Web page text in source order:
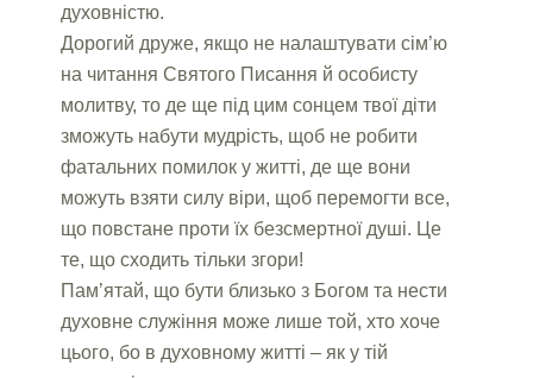
духовністю.
Дорогий друже, якщо не налаштувати сім’ю
на читання Святого Писання й особисту
молитву, то де ще під цим сонцем твої діти
зможуть набути мудрість, щоб не робити
фатальних помилок у житті, де ще вони
можуть взяти силу віри, щоб перемогти все,
що повстане проти їх безсмертної душі. Це
те, що сходить тільки згори!
Пам’ятай, що бути близько з Богом та нести
духовне служіння може лише той, хто хоче
цього, бо в духовному житті – як у тій